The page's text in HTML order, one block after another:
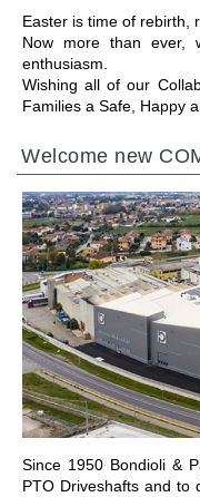
Easter is time of rebirth,
Now more than ever,
enthusiasm.
Wishing all of our
Families a Safe, Happy
Welcome new
Since 1950 Bondioli &
PTO Driveshafts and to